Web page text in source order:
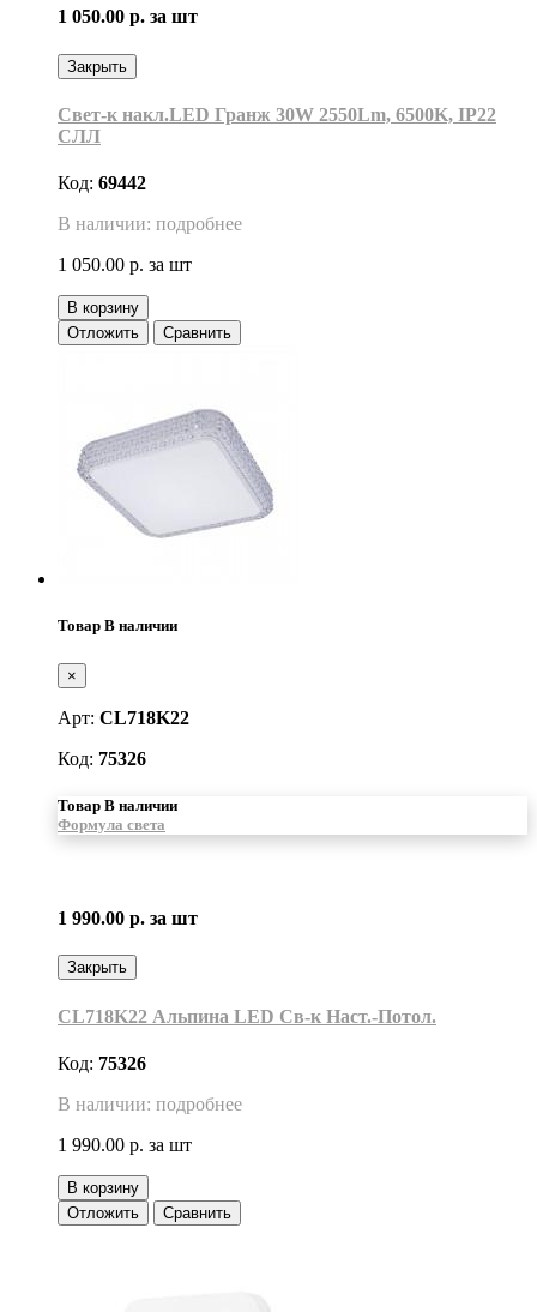
1 050.00 р. за шт
Закрыть
Свет-к накл.LED Гранж 30W 2550Lm, 6500K, IP22
СЛЛ
Код: 69442
В наличии: подробнее
1 050.00 р. за шт
В корзину
Отложить
Сравнить
Товар В наличии
×
Арт: CL718K22
Код: 75326
Товар В наличии
Формула света
1 990.00 р. за шт
Закрыть
CL718K22 Альпина LED Св-к Наст.-Потол.
Код: 75326
В наличии: подробнее
1 990.00 р. за шт
В корзину
Отложить
Сравнить